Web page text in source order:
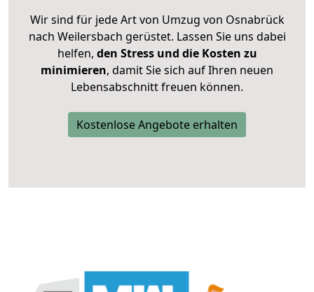
Wir sind für jede Art von Umzug von Osnabrück
nach Weilersbach gerüstet. Lassen Sie uns dabei
helfen, den Stress und die Kosten zu
minimieren, damit Sie sich auf Ihren neuen
Lebensabschnitt freuen können.
Kostenlose Angebote erhalten